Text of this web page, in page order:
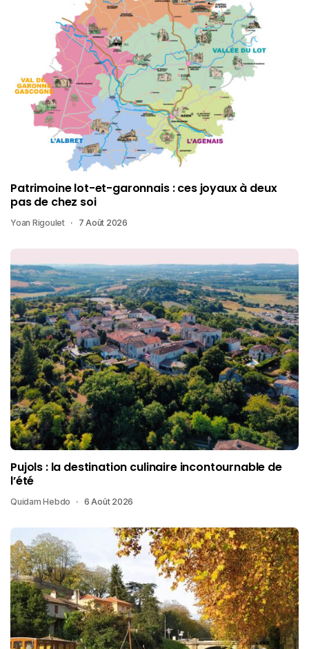
Patrimoine lot-et-garonnais : ces joyaux à deux
pas de chez soi
Yoan Rigoulet 7 Août 2026
Pujols : la destination culinaire incontournable de
l’été
Quidam Hebdo 6 Août 2026